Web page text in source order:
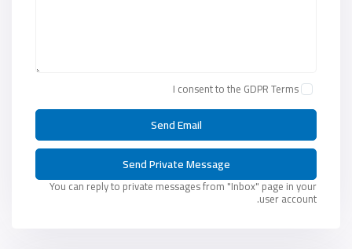
I consent to the GDPR Terms
You can reply to private messages from "Inbox" page in your
user account.